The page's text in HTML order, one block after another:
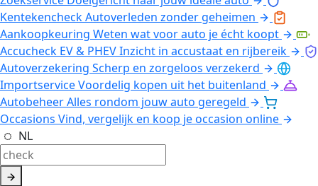
KentekencheckAutoverleden zonder geheimen
Aankoopkeuring Weten wat voor auto je écht koopt
Accucheck EV & PHEVInzicht in accustaat en rijbereik
Autoverzekering Scherp en zorgeloos verzekerd
ImportserviceVoordelig kopen uit het buitenland
AutobeheerAlles rondom jouw auto geregeld
Occasions Vind, vergelijk en koop je occasion online
NL